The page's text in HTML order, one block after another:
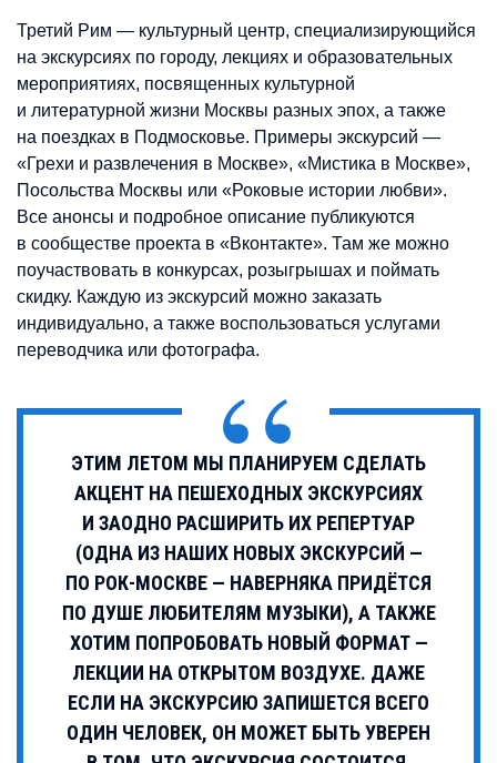
Третий Рим — культурный центр, специализирующийся
на экскурсиях по городу, лекциях и образовательных
мероприятиях, посвященных культурной
и литературной жизни Москвы разных эпох, а также
на поездках в Подмосковье. Примеры экскурсий —
«Грехи и развлечения в Москве», «Мистика в Москве»,
Посольства Москвы или «Роковые истории любви».
Все анонсы и подробное описание публикуются
в сообществе проекта в «Вконтакте». Там же можно
поучаствовать в конкурсах, розыгрышах и поймать
скидку. Каждую из экскурсий можно заказать
индивидуально, а также воспользоваться услугами
переводчика или фотографа.
ЭТИМ ЛЕТОМ МЫ ПЛАНИРУЕМ СДЕЛАТЬ
АКЦЕНТ НА ПЕШЕХОДНЫХ ЭКСКУРСИЯХ
И ЗАОДНО РАСШИРИТЬ ИХ РЕПЕРТУАР
(ОДНА ИЗ НАШИХ НОВЫХ ЭКСКУРСИЙ —
ПО РОК-МОСКВЕ — НАВЕРНЯКА ПРИДЁТСЯ
ПО ДУШЕ ЛЮБИТЕЛЯМ МУЗЫКИ), А ТАКЖЕ
ХОТИМ ПОПРОБОВАТЬ НОВЫЙ ФОРМАТ —
ЛЕКЦИИ НА ОТКРЫТОМ ВОЗДУХЕ. ДАЖЕ
ЕСЛИ НА ЭКСКУРСИЮ ЗАПИШЕТСЯ ВСЕГО
ОДИН ЧЕЛОВЕК, ОН МОЖЕТ БЫТЬ УВЕРЕН